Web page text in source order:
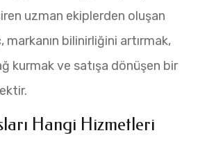
uzman ekiplerden oluşan
markanın bilinirliğini artırmak,
kurmak ve satışa dönüşen bir
Hangi Hizmetleri